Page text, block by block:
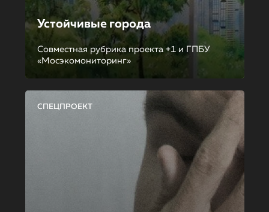
Устойчивые города
Совместная рубрика проекта +1 и ГПБУ
«Мосэкомониторинг»
СПЕЦПРОЕКТ